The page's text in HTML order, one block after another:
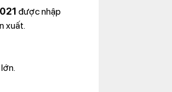
được nhập
xuất.